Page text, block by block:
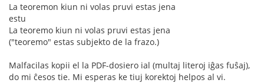
La teoremon kiun ni volas pruvi estas jena
estu
La teoremo kiun ni volas pruvi estas jena
("teoremo" estas subjekto de la frazo.)
Malfacilas kopii el la PDF-dosiero ial (multaj literoj iĝas fuŝaj),
do mi ĉesos tie. Mi esperas ke tiuj korektoj helpos al vi.